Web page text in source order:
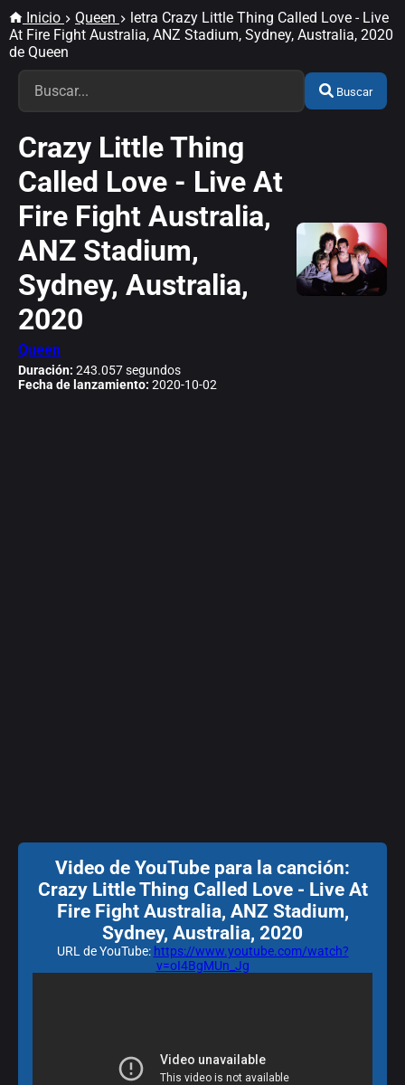
Inicio Queen
letra Crazy Little Thing Called Love - Live
At Fire Fight Australia, ANZ Stadium, Sydney, Australia, 2020
de Queen
Buscar
Crazy Little Thing
Called Love - Live At
Fire Fight Australia,
ANZ Stadium,
Sydney, Australia,
2020
Queen
Duración: 243.057 segundos
Fecha de lanzamiento: 2020-10-02
Video de YouTube para la canción:
Crazy Little Thing Called Love - Live At
Fire Fight Australia, ANZ Stadium,
Sydney, Australia, 2020
URL de YouTube: https://www.youtube.com/watch?
v=oI4BgMUn_Jg